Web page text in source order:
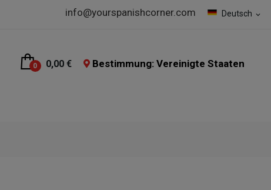
Deutsch expand_more
info@yourspanishcorner.com
0 0,00 € Bestimmung: Vereinigte Staaten